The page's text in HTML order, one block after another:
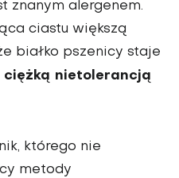
znanym alergenem.
ciastu większą
białko pszenicy staje
ciężką nietolerancją
którego nie
metody